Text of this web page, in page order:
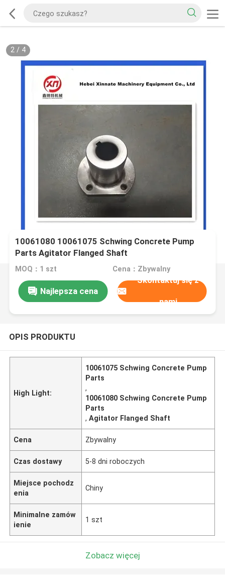
2/ 4
10061080 10061075 Schwing Concrete Pump
Parts Agitator Flanged Shaft
MOQ：1 szt Cena：Zbywalny
Najlepsza cena
Skontaktuj się z
nami
OPIS PRODUKTU
High Light:
10061075 Schwing Concrete Pump
Parts
,
10061080 Schwing Concrete Pump
Parts
,Agitator Flanged Shaft
Cena Zbywalny
Czas dostawy 5-8 dni roboczych
Miejsce pochodz
enia
Chiny
Minimalne zamów
ienie
1 szt
Zobacz więcej